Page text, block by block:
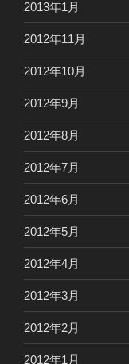
2013年1月
2012年11月
2012年10月
2012年9月
2012年8月
2012年7月
2012年6月
2012年5月
2012年4月
2012年3月
2012年2月
2012年1月